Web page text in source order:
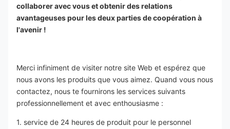
collaborer avec vous et obtenir des relations
avantageuses pour les deux parties de coopération à
l'avenir !
Merci infiniment de visiter notre site Web et espérez que
nous avons les produits que vous aimez. Quand vous nous
contactez, nous te fournirons les services suivants
professionnellement et avec enthousiasme :
1. service de 24 heures de produit pour le personnel